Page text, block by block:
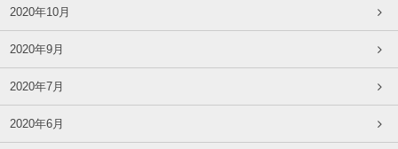
2020年10月
2020年9月
2020年7月
2020年6月